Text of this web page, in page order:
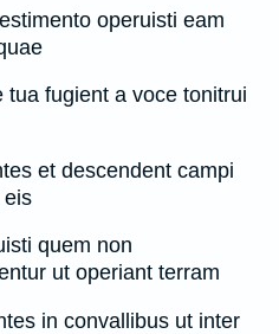
operuisti eam
tua fugient a voce tonitrui
et descendent campi
eis
quem non
ut operiant terram
in convallibus ut inter